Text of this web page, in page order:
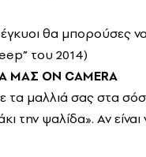
έγκυοι θα μπορούσες
του 2014)
ΜΑΣ ON CAMERA
τα μαλλιά σας στα
την ψαλίδα». Αν